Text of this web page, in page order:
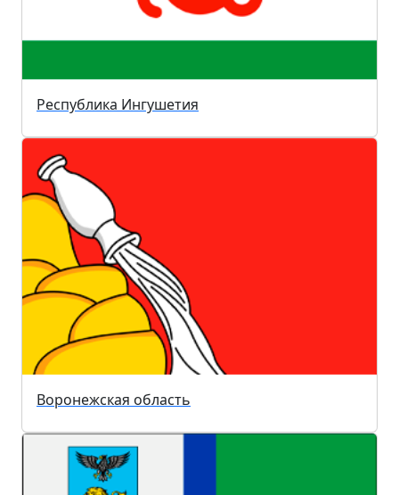
Республика Ингушетия
Воронежская область